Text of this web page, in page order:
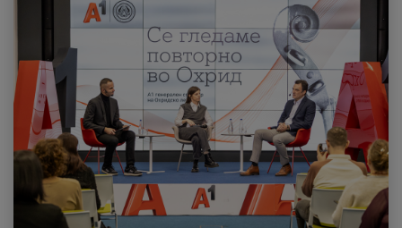
МК SQ
Приватни Деловни
Поддршка
Надополни кредит